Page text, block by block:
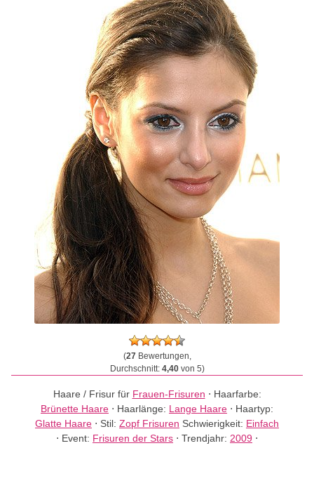
(27Bewertungen,
Durchschnitt: 4,40von 5)
Haare / Frisur für Frauen-Frisuren ⋅ Haarfarbe:
Brünette Haare ⋅ Haarlänge: Lange Haare ⋅ Haartyp:
Glatte Haare ⋅ Stil: Zopf Frisuren Schwierigkeit: Einfach
⋅ Event: Frisuren der Stars ⋅ Trendjahr: 2009 ⋅